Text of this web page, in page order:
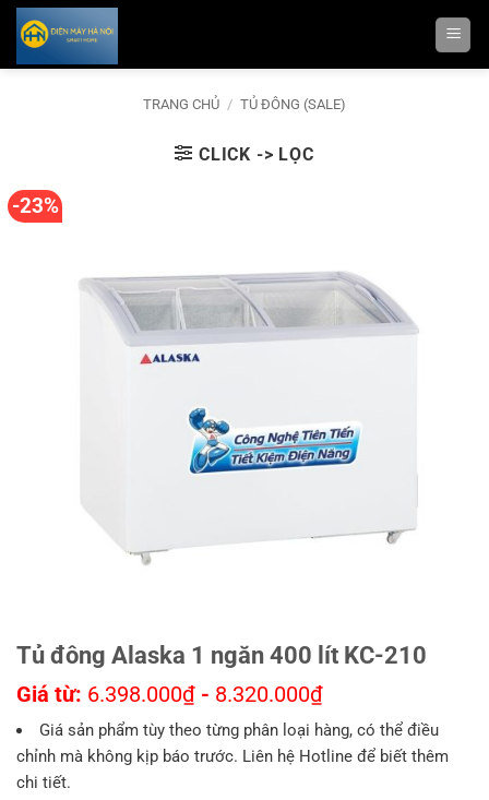
Bỏ
qua
nội
TRANG CHỦ / TỦ ĐÔNG (SALE)
CLICK -> LỌC
-23%
Tủ đông Alaska 1 ngăn 400 lít KC-210
Giá từ: 6.398.000₫ - 8.320.000₫
Giá sản phẩm tùy theo từng phân loại hàng, có thể điều
chỉnh mà không kịp báo trước. Liên hệ Hotline để biết thêm
chi tiết.